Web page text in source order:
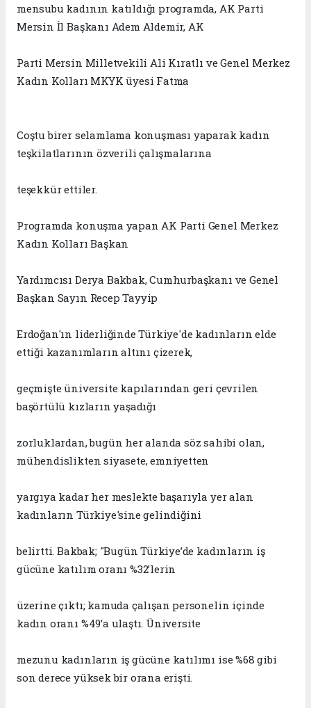
mensubu kadının katıldığı programda, AK Parti
Mersin İl Başkanı Adem Aldemir, AK
Parti Mersin Milletvekili Ali Kıratlı veGenel Merkez
Kadın Kolları MKYK üyesi Fatma
Coştu birer selamlama konuşması yaparak kadın
teşkilatlarının özverili çalışmalarına
teşekkür ettiler.
Programda konuşma yapan AK Parti Genel Merkez
Kadın Kolları Başkan
Yardımcısı Derya Bakbak, Cumhurbaşkanı ve Genel
Başkan Sayın Recep Tayyip
Erdoğan'ın liderliğinde Türkiye'de kadınların elde
ettiği kazanımların altını çizerek,
geçmişte üniversite kapılarından geri çevrilen
başörtülü kızların yaşadığı
zorluklardan, bugün her alanda söz sahibi olan,
mühendislikten siyasete, emniyetten
yargıya kadar her meslekte başarıyla yer alan
kadınların Türkiye'sine gelindiğini
belirtti. Bakbak; "Bugün Türkiye’de kadınların iş
gücüne katılım oranı %32’lerin
üzerine çıktı; kamuda çalışan personelin içinde
kadın oranı %49’a ulaştı. Üniversite
mezunu kadınların iş gücüne katılımı ise %68 gibi
son derece yüksek bir orana erişti.